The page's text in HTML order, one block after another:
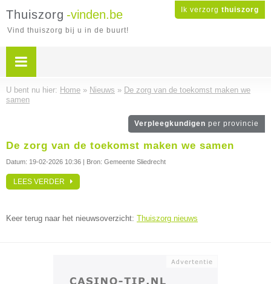
Ik verzorg thuiszorg
Thuiszorg -vinden.be
Vind thuiszorg bij u in de buurt!
U bent nu hier: Home » Nieuws » De zorg van de toekomst maken we
samen
Verpleegkundigen per provincie
De zorg van de toekomst maken we samen
Datum: 19-02-2026 10:36 | Bron: Gemeente Sliedrecht
LEES VERDER
Keer terug naar het nieuwsoverzicht: Thuiszorg nieuws